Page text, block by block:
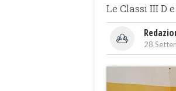
Le Classi III D
28